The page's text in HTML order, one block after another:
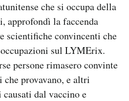
che si occupa della
approfondì la faccenda
scientifiche convincenti che
sul LYMErix.
persone rimasero convinte
provavano, e altri
dal vaccino e